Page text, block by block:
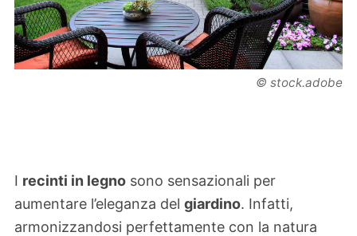
© stock.adobe
I recinti in legno sono sensazionali per
aumentare l’eleganza del giardino. Infatti,
armonizzandosi perfettamente con la natura